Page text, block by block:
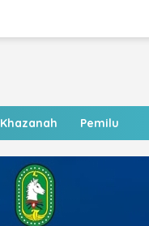
Khazanah Pemilu